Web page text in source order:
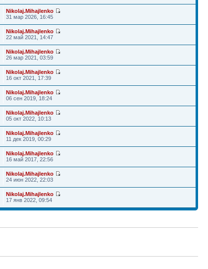
Nikolaj.Mihajlenko
31 мар 2026, 16:45
Nikolaj.Mihajlenko
22 май 2021, 14:47
Nikolaj.Mihajlenko
26 мар 2021, 03:59
Nikolaj.Mihajlenko
16 окт 2021, 17:39
Nikolaj.Mihajlenko
06 сен 2019, 18:24
Nikolaj.Mihajlenko
05 окт 2022, 10:13
Nikolaj.Mihajlenko
11 дек 2019, 00:29
Nikolaj.Mihajlenko
16 май 2017, 22:56
Nikolaj.Mihajlenko
24 июн 2022, 22:03
Nikolaj.Mihajlenko
17 янв 2022, 09:54